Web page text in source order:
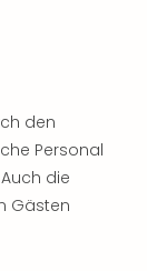
den
Personal
Auch die
Gästen